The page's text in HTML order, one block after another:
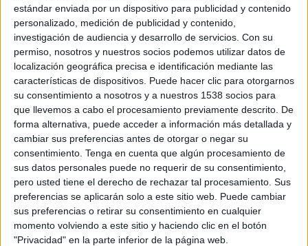
estándar enviada por un dispositivo para publicidad y contenido
personalizado, medición de publicidad y contenido,
investigación de audiencia y desarrollo de servicios. Con su
permiso, nosotros y nuestros socios podemos utilizar datos de
localización geográfica precisa e identificación mediante las
características de dispositivos. Puede hacer clic para otorgarnos
su consentimiento a nosotros y a nuestros 1538 socios para
que llevemos a cabo el procesamiento previamente descrito. De
forma alternativa, puede acceder a información más detallada y
cambiar sus preferencias antes de otorgar o negar su
consentimiento. Tenga en cuenta que algún procesamiento de
sus datos personales puede no requerir de su consentimiento,
pero usted tiene el derecho de rechazar tal procesamiento. Sus
preferencias se aplicarán solo a este sitio web. Puede cambiar
sus preferencias o retirar su consentimiento en cualquier
momento volviendo a este sitio y haciendo clic en el botón
"Privacidad" en la parte inferior de la página web.
principal obstacle amb què es troben aquells
qui volen engegar el seu propi negoci.
La tinenta d'alcalde ha ressaltat que, d'ençà que
es va posar en marxa el servei, el número
d'idees d'empresa que hi ha entrat no ha parat
de créixer. 'El 2008 vam ajudar 49 emprenedors
a crear la seva pròpia empresa, però l'any
passat aquesta xifra ja va ser de 86', ha
exemplificat la tinenta d'alcalde. De fet, d'ençà
que ha començat el 2010, el servei ja té una
quarantena d'idees de projecte sobre la taula